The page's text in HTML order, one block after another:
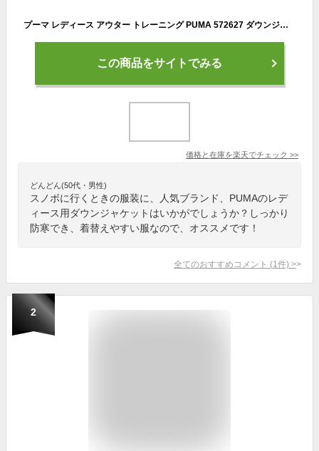
プーマ レディース アウター トレーニング PUMA 572627 ダウンジャケット ILP | スポーツウェア ランニング ジム フィットネス ランニング アウトドア サッカー
この商品をサイトでみる
価格と在庫を楽天でチェック >>
どんどん(50代・男性)
スノボに行くときの服装に、人気ブランド、PUMAのレデ
ィース用ダウンジャケットはいかがでしょうか？しっかり
防寒でき、着替えやすい服なので、オススメです！
全てのおすすめコメント (1 件) >
2